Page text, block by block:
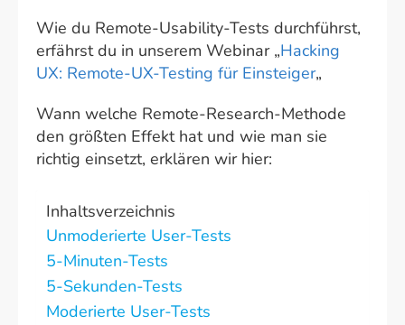
Wie du Remote-Usability-Tests durchführst,
erfährst du in unserem Webinar „Hacking
UX: Remote-UX-Testing für Einsteiger„
Wann welche Remote-Research-Methode
den größten Effekt hat und wie man sie
richtig einsetzt, erklären wir hier:
Inhaltsverzeichnis
Unmoderierte User-Tests
5-Minuten-Tests
5-Sekunden-Tests
Moderierte User-Tests